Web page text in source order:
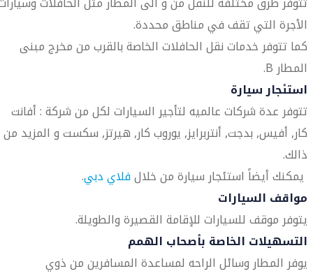
الأجرة التي تقف في مناطق محددة.
كما تتوفر خدمات نقل الحافلات الخاصة بالقرب من مخرج مبنى
المطار B.
استئجار سيارة
تتوفر عدة شركات عالميه لتأجير السيارات لكل من شركة : أفانت
كار, أفيس, بدجت, أنتربرايز, يوروب كار, هيرتز, سكست و المزيد من
ذالك.
يمكنك أيضاً استئجار سيارة من خلالفلاي دبي.
مواقف السيارات
يتوفر موقف للسيارات للإقامة القصيرة والطويلة.
التسهيلات الخاصة بأصحاب الهمم
يوفر المطار وسائل الراحه لمساعدة المسافرين من ذوي